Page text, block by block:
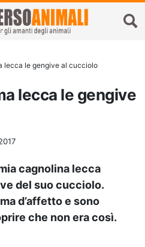
lecca le gengive al cucciolo
lecca le gengive
cagnolina lecca
del suo cucciolo.
d’affetto e sono
che non era così.